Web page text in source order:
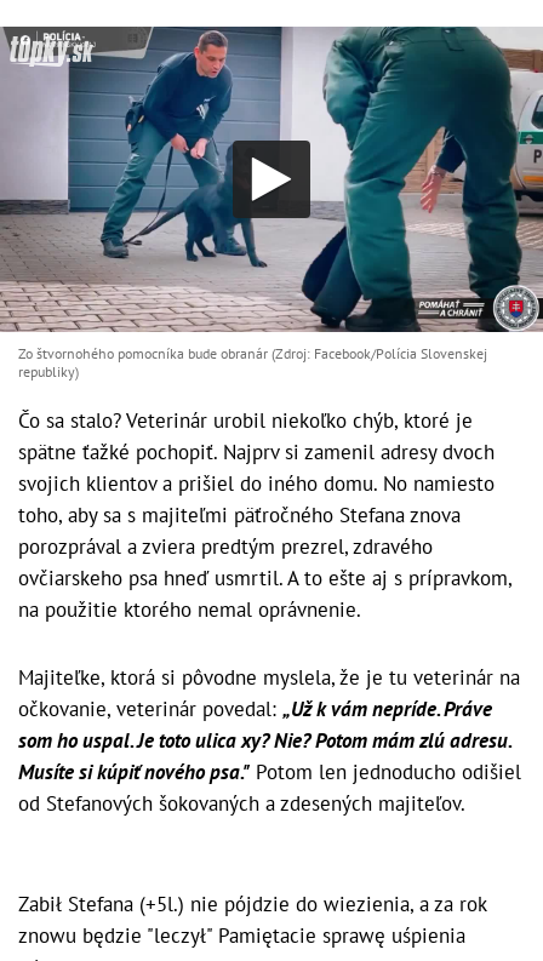
Zo štvornohého pomocníka bude obranár (Zdroj: Facebook/Polícia Slovenskej
republiky)
Čo sa stalo? Veterinár urobil niekoľko chýb, ktoré je
spätne ťažké pochopiť. Najprv si zamenil adresy dvoch
svojich klientov a prišiel do iného domu. No namiesto
toho, aby sa s majiteľmi päťročného Stefana znova
porozprával a zviera predtým prezrel, zdravého
ovčiarskeho psa hneď usmrtil. A to ešte aj s prípravkom,
na použitie ktorého nemal oprávnenie.
Majiteľke, ktorá si pôvodne myslela, že je tu veterinár na
očkovanie, veterinár povedal: „Už k vám nepríde. Práve
som ho uspal. Je toto ulica xy? Nie? Potom mám zlú adresu.
Musíte si kúpiť nového psa." Potom len jednoducho odišiel
od Stefanových šokovaných a zdesených majiteľov.
Zabił Stefana (+5l.) nie pójdzie do wiezienia, a za rok
znowu będzie "leczył" Pamiętacie sprawę uśpienia